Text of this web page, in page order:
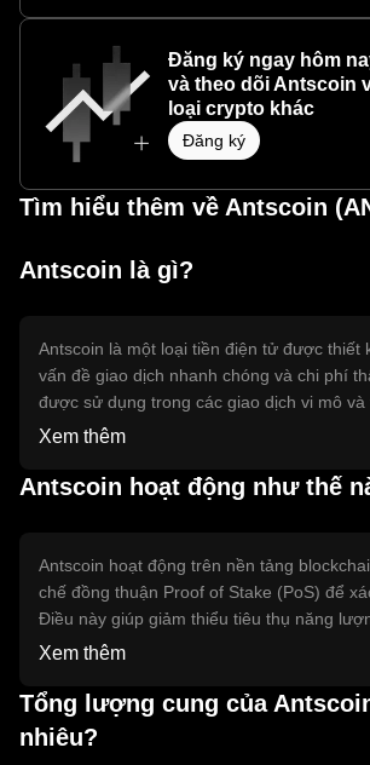
Đăng ký ngay hôm
và theo dõi Antscoin
loại crypto khác
Đăng ký
Tìm hiểu thêm về Antscoin
Antscoin là gì?
Antscoin là một loại tiền điện tử được thiết
vấn đề giao dịch nhanh chóng và chi phí
được sử dụng trong các giao dịch vi mô và
tuyến, giúp người dùng thực hiện các giao
dụng trong các ứng dụng phi tập trung và
Xem thêm
Antscoin hoạt động như thế
Antscoin hoạt động trên nền tảng
chế đồng thuận Proof of Stake (PoS) để
Điều này giúp giảm thiểu tiêu thụ năng
thống Proof of Work (PoW). Các tính năng
giúp cải thiện trải nghiệm người dùng trong
trực tuyến.
Xem thêm
Tổng lượng cung của
nhiêu?